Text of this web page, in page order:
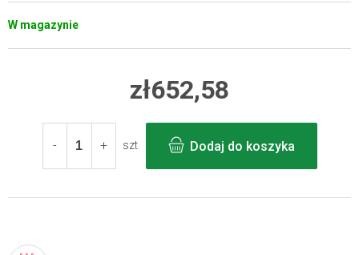
W magazynie
zł652,58
jednostkowa:
szt
Dodaj do koszyka